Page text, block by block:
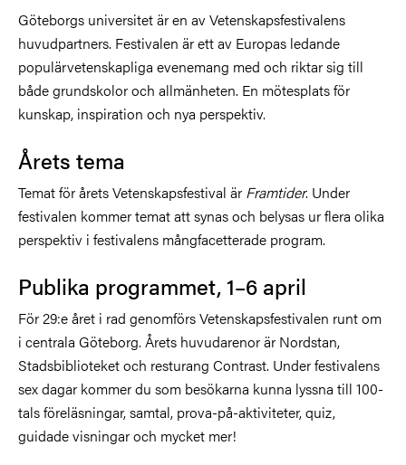
Göteborgs universitet är en av Vetenskapsfestivalens
huvudpartners. Festivalen är ett av Europas ledande
populärvetenskapliga evenemang med och riktar sig till
både grundskolor och allmänheten. En mötesplats för
kunskap, inspiration och nya perspektiv.
Årets tema
Temat för årets Vetenskapsfestival är Framtider. Under
festivalen kommer temat att synas och belysas ur flera olika
perspektiv i festivalens mångfacetterade program.
Publika programmet, 1–6 april
För 29:e året i rad genomförs Vetenskapsfestivalen runt om
i centrala Göteborg. Årets huvudarenor är Nordstan,
Stadsbiblioteket och resturang Contrast. Under festivalens
sex dagar kommer du som besökarna kunna lyssna till 100-
tals föreläsningar, samtal, prova-på-aktiviteter, quiz,
guidade visningar och mycket mer!